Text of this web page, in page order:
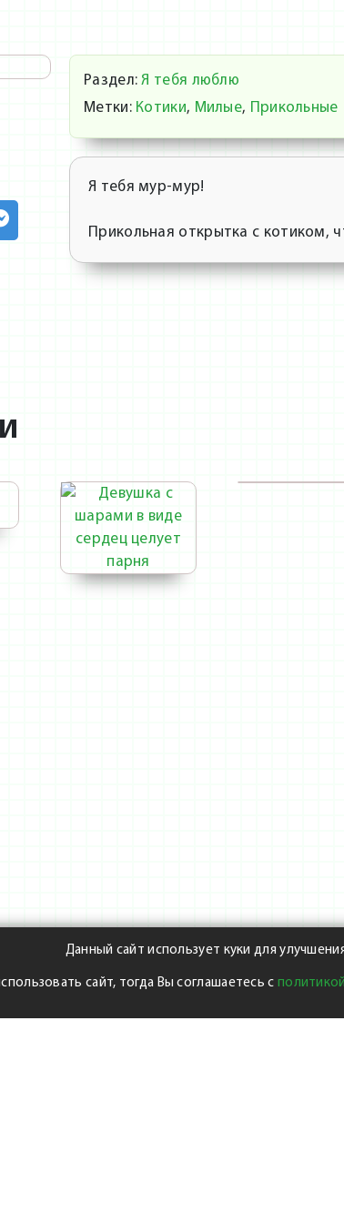
Раздел: Я тебя люблю
Метки: Котики, Милые, Прикольные
Я тебя мур-мур!
Прикольная открытка с котиком,
Данный сайт использует куки для
сайт, тогда Вы соглашаетесь с